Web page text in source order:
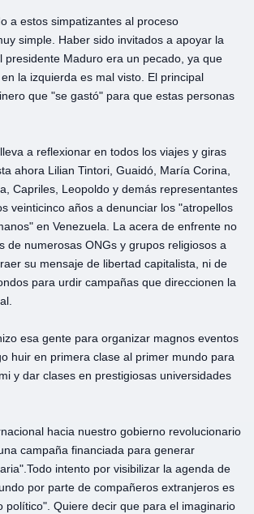
a estos simpatizantes al proceso
simple. Haber sido invitados a apoyar la
presidente Maduro era un pecado, ya que
la izquierda es mal visto. El principal
que "se gastó" para que estas personas
a reflexionar en todos los viajes y giras
ahora Lilian Tintori, Guaidó, María Corina,
Capriles, Leopoldo y demás representantes
veinticinco años a denunciar los "atropellos
en Venezuela. La acera de enfrente no
de numerosas ONGs y grupos religiosos a
su mensaje de libertad capitalista, ni de
para urdir campañas que direccionen la
esa gente para organizar magnos eventos
huir en primera clase al primer mundo para
y dar clases en prestigiosas universidades
hacia nuestro gobierno revolucionario
campaña financiada para generar
intento por visibilizar la agenda de
por parte de compañeros extranjeros es
político". Quiere decir que para el imaginario